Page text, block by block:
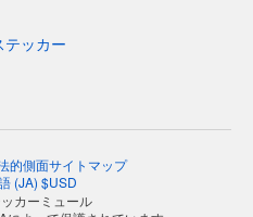
テッカー
的側面サイトマップ
(JA) $USD
カーミュール